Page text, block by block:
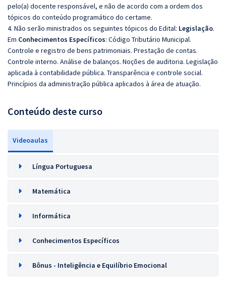
pelo(a) docente responsável, e não de acordo com a ordem dos
tópicos do conteúdo programático do certame.
4. Não serão ministrados os seguintes tópicos do Edital: Legislação.
Em Conhecimentos Específicos: Código Tributário Municipal.
Controle e registro de bens patrimoniais. Prestação de contas.
Controle interno. Análise de balanços. Noções de auditoria. Legislação
aplicada à contabilidade pública. Transparência e controle social.
Princípios da administração pública aplicados à área de atuação.
Conteúdo deste curso
Videoaulas
Língua Portuguesa
Matemática
Informática
Conhecimentos Específicos
Bônus - Inteligência e Equilíbrio Emocional